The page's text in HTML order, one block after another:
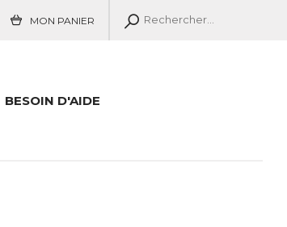
MON PANIER
BESOIN D'AIDE